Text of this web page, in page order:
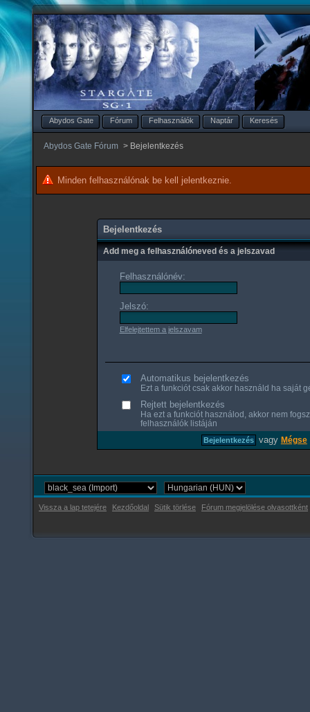
Abydos Gate Fórum Felhasználók Naptár Keresés
Abydos Gate Fórum > Bejelentkezés
Minden felhasználónak be kell jelentkeznie.
Bejelentkezés
Add meg a felhasználóneved és a jelszavad
Felhasználónév:
Jelszó:
Elfelejtettem a jelszavam
Automatikus bejelentkezés
Ezt a funkciót csak akkor használd ha saját
Rejtett bejelentkezés
Ha ezt a funkciót használod, akkor nem
felhasználók listáján
vagy Mégse
Vissza a lap tetejére Kezdőoldal Sütik törlése Fórum megjelölése olvasottként